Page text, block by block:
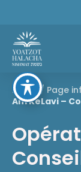
Home / Page
Am KeLavi –